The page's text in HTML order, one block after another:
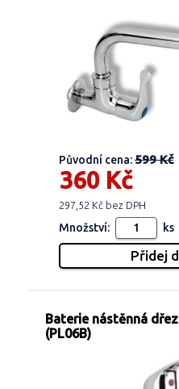
Původní cena:599 Kč
360 Kč
297,52 Kč bez DPH
Množství: ks
Baterie nástěnná
(PL06B)